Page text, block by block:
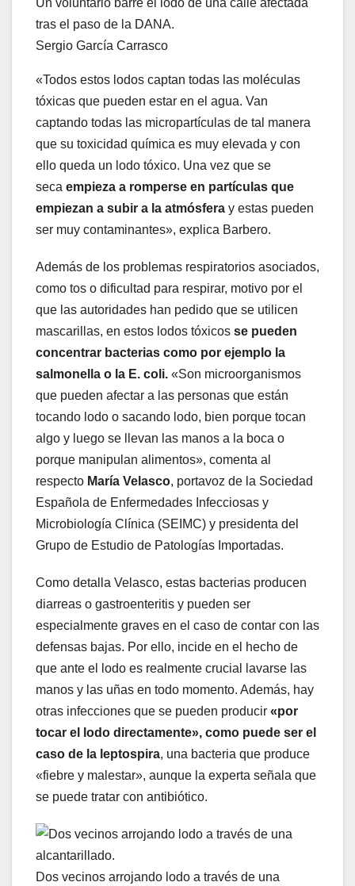
tras el paso de la DANA.
Sergio García Carrasco
«Todos estos lodos captan todas las moléculas
tóxicas que pueden estar en el agua. Van
captando todas las micropartículas de tal manera
que su toxicidad química es muy elevada y con
ello queda un lodo tóxico. Una vez que se
seca empieza a romperse en partículas que
empiezan a subir a la atmósfera y estas pueden
ser muy contaminantes», explica Barbero.
Además de los problemas respiratorios asociados,
como tos o dificultad para respirar, motivo por el
que las autoridades han pedido que se utilicen
mascarillas, en estos lodos tóxicos se pueden
concentrar bacterias como por ejemplo la
salmonella o la E. coli. «Son microorganismos
que pueden afectar a las personas que están
tocando lodo o sacando lodo, bien porque tocan
algo y luego se llevan las manos a la boca o
porque manipulan alimentos», comenta al
respecto María Velasco, portavoz de la Sociedad
Española de Enfermedades Infecciosas y
Microbiología Clínica (SEIMC) y presidenta del
Grupo de Estudio de Patologías Importadas.
Como detalla Velasco, estas bacterias producen
diarreas o gastroenteritis y pueden ser
especialmente graves en el caso de contar con las
defensas bajas. Por ello, incide en el hecho de
que ante el lodo es realmente crucial lavarse las
manos y las uñas en todo momento. Además, hay
otras infecciones que se pueden producir «por
tocar el lodo directamente», como puede ser el
caso de la leptospira, una bacteria que produce
«fiebre y malestar», aunque la experta señala que
se puede tratar con antibiótico.
Dos vecinos arrojando lodo a través de una